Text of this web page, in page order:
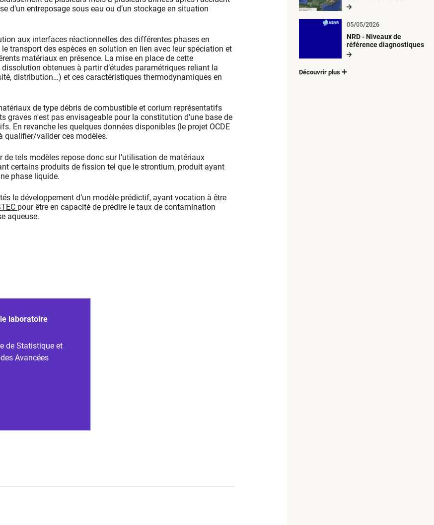
d’un entreposage sous eau ou d’un stockage en situation
aux interfaces réactionnelles des différentes phases en
transport des espèces en solution en lien avec leur spéciation et
matériaux en présence. La mise en place de cette
obtenues à partir d’études paramétriques reliant la
distribution…) et ces caractéristiques thermodynamiques en
de type débris de combustible et corium représentatifs
graves n'est pas envisageable pour la constitution d'une base de
En revanche les quelques données disponibles (le projet OCDE
qualifier/valider ces modèles.
tels modèles repose donc sur l’utilisation de matériaux
certains produits de fission tel que le strontium, produit ayant
phase liquide.
le développement d’un modèle prédictif, ayant vocation à être
pour être en capacité de prédire le taux de contamination
aqueuse.
laboratoire
de Statistique et
Avancées
d’origine artificielle
NRD - Niveaux de
référence diagnostiques
05/05/2026
Découvrir plus